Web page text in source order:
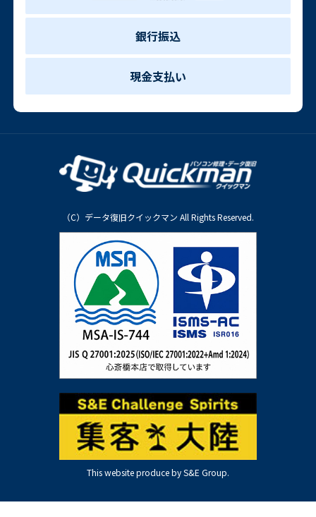
銀行振込
現金支払い
（C）データ復旧クイックマン All Rights Reserved.
This website produce by S&E Group.